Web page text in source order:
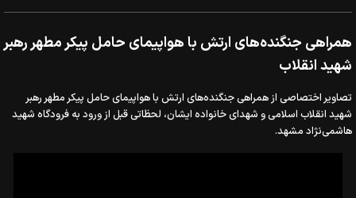
همراهی جنگنده‌های ارتش با هواپیمای حامل پیکر مطهر رهبر
شهید انقلاب
تصاویر اختصاصی از همراهی جنگنده‌های ارتش با هواپیمای حامل پیکر مطهر رهبر
شهید انقلاب اسلامی و شهدای خانواده ایشان، لحظاتی قبل از ورود به فرودگاه شهید
هاشمی‌نژاد مشهد.